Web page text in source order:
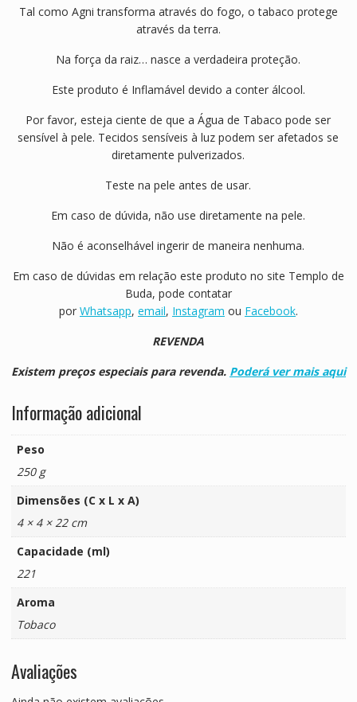
Tal como Agni transforma através do fogo, o tabaco protege
através da terra.
Na força da raiz… nasce a verdadeira proteção.
Este produto é Inflamável devido a conter álcool.
Por favor, esteja ciente de que a Água de Tabaco pode ser
sensível à pele. Tecidos sensíveis à luz podem ser afetados se
diretamente pulverizados.
Teste na pele antes de usar.
Em caso de dúvida, não use diretamente na pele.
Não é aconselhável ingerir de maneira nenhuma.
Em caso de dúvidas em relação este produto no site Templo de
Buda, pode contatar
por Whatsapp, email, Instagram ou Facebook.
REVENDA
Existem preços especiais para revenda. Poderá ver mais aqui
Informação adicional
Peso
250 g
Dimensões (C x L x A)
4 × 4 × 22 cm
Capacidade (ml)
221
Aroma
Tobaco
Avaliações